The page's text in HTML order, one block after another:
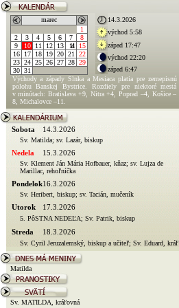
marec
1
2
3 4 5 6 7
8
9
10 11 12 13 14
15
16
17 18 19 20 21
22
23 24 25 26 27 28 29
30 31
14.3.2026
východ 5:58
západ 17:47
východ 22:20
západ 6:47
Východy a západy Slnka a Mesiaca platia pre zemepisnú
polohu Banskej Bystrice. Rozdiely pre niektoré mestá
v minútach: Bratislava +9, Nitra +4, Poprad –4, Košice –
8, Michalovce –11.
Sobota 14.3.2026
Sv. Matilda; sv. Lazár, biskup
Nedela 15.3.2026
Sv. Klement Ján Mária Hofbauer, kňaz; sv. Lujza de
Marillac, rehoľníčka
Pondelok16.3.2026
Sv. Heribert, biskup; sv. Tacián, mučeník
Utorok 17.3.2026
5. PôSTNA NEDEĽA; Sv. Patrik, biskup
Streda 18.3.2026
Sv. Cyril Jeruzalemský, biskup a učiteľ; Sv. Eduard, kráľ
Matilda
Sv. MATILDA, kráľovná